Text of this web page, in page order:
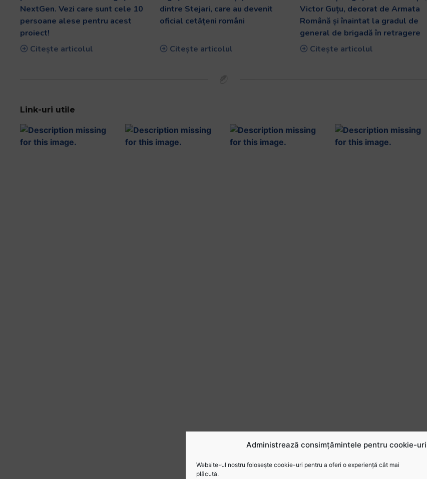
Administrează consimțămintele pentru cookie-uri
Website-ul nostru folosește cookie-uri pentru a oferi o experiență cât mai
plăcută.
NextGen. Vezi care sunt cele 10
persoane alese pentru acest
proiect!
Citește articolul
dintre Stejari, care au devenit
oficial cetățeni români
Citește articolul
Victor Guțu, decorat de Armata
Română și înaintat la gradul de
general de brigadă în retragere
Citește articolul
Link-uri utile